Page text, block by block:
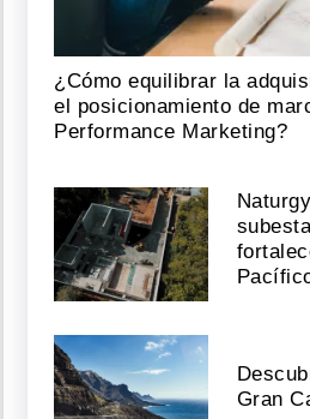
¿Cómo equilibrar la
el posicionamiento de
Performance Marketing?
Gran